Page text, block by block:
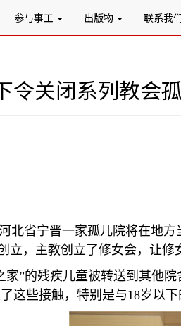
参与事工 出版物 联系我
令关闭系列教会
北省宁晋一家孤儿院将在地
立，主教创立了修女会，让修
家”的残疾儿童被转送到其他
这些接触，特别是与18岁以下